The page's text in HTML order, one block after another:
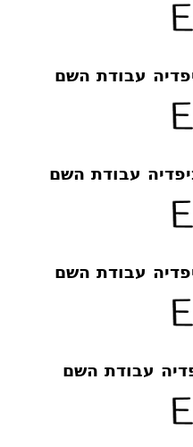
עבודת השם
עבודת השם
עבודת השם
עבודת השם